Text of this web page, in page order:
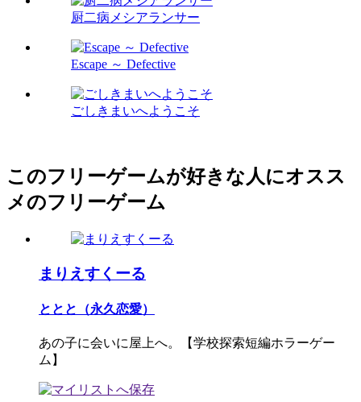
厨二病メシアランサー
Escape ～ Defective
ごしきまいへようこそ
このフリーゲームが好きな人にオスス
メのフリーゲーム
まりえすくーる
ととと（永久恋愛）
あの子に会いに屋上へ。【学校探索短編ホラーゲー
ム】